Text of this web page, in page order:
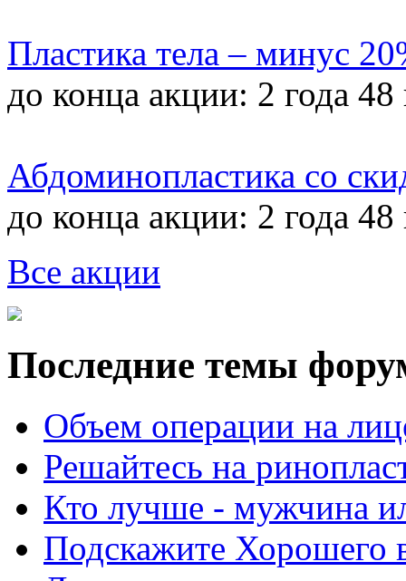
Пластика тела – минус
до конца акции: 2 года 48
Абдоминопластика со
до конца акции: 2 года 48
Все акции
Последние темы
Объем операции на
Решайтесь на
Кто лучше - мужчина
Подскажите Хорошего